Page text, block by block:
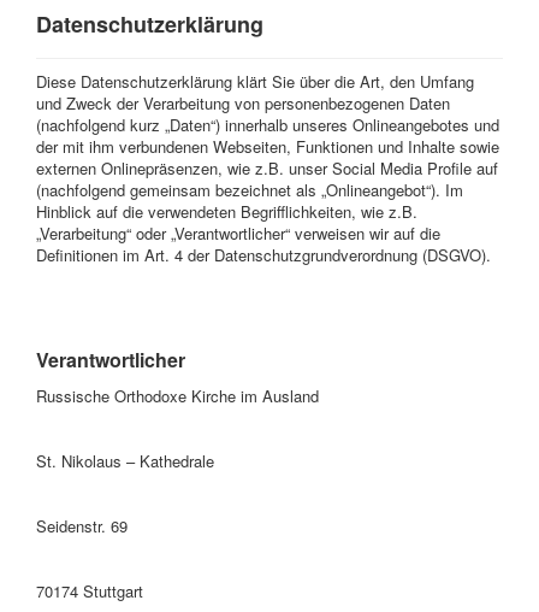
Datenschutzerklärung
Diese Datenschutzerklärung klärt Sie über die Art, den Umfang
und Zweck der Verarbeitung von personenbezogenen Daten
(nachfolgend kurz „Daten“) innerhalb unseres Onlineangebotes und
der mit ihm verbundenen Webseiten, Funktionen und Inhalte sowie
externen Onlinepräsenzen, wie z.B. unser Social Media Profile auf
(nachfolgend gemeinsam bezeichnet als „Onlineangebot“). Im
Hinblick auf die verwendeten Begrifflichkeiten, wie z.B.
„Verarbeitung“ oder „Verantwortlicher“ verweisen wir auf die
Definitionen im Art. 4 der Datenschutzgrundverordnung (DSGVO).
Verantwortlicher
Russische Orthodoxe Kirche im Ausland
St. Nikolaus – Kathedrale
Seidenstr. 69
70174 Stuttgart